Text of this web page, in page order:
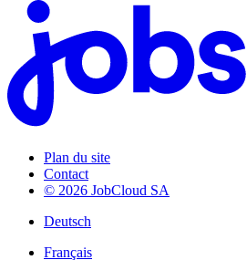
Plan du site
Contact
© 2026 JobCloud SA
Deutsch
Français